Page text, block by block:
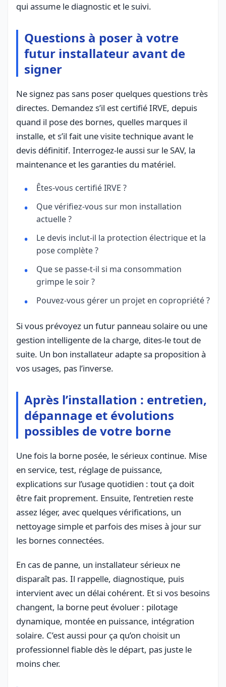
qui assume le diagnostic et le suivi.
Questions à poser à votre
futur installateur avant de
signer
Ne signez pas sans poser quelques questions très
directes. Demandez s’il est certifié IRVE, depuis
quand il pose des bornes, quelles marques il
installe, et s’il fait une visite technique avant le
devis définitif. Interrogez-le aussi sur le SAV, la
maintenance et les garanties du matériel.
Êtes-vous certifié IRVE ?
Que vérifiez-vous sur mon installation
actuelle ?
Le devis inclut-il la protection électrique et la
pose complète ?
Que se passe-t-il si ma consommation
grimpe le soir ?
Pouvez-vous gérer un projet en copropriété ?
Si vous prévoyez un futur panneau solaire ou une
gestion intelligente de la charge, dites-le tout de
suite. Un bon installateur adapte sa proposition à
vos usages, pas l’inverse.
Après l’installation : entretien,
dépannage et évolutions
possibles de votre borne
Une fois la borne posée, le sérieux continue. Mise
en service, test, réglage de puissance,
explications sur l’usage quotidien : tout ça doit
être fait proprement. Ensuite, l’entretien reste
assez léger, avec quelques vérifications, un
nettoyage simple et parfois des mises à jour sur
les bornes connectées.
En cas de panne, un installateur sérieux ne
disparaît pas. Il rappelle, diagnostique, puis
intervient avec un délai cohérent. Et si vos besoins
changent, la borne peut évoluer : pilotage
dynamique, montée en puissance, intégration
solaire. C’est aussi pour ça qu’on choisit un
professionnel fiable dès le départ, pas juste le
moins cher.